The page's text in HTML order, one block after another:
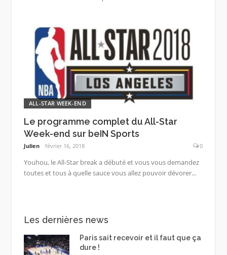
ALL-STAR WEEK-END
Le programme complet du All-Star
Week-end sur beIN Sports
Julien février 16, 2018 0
Youhou, le All-Star break a débuté et vous vous demandez
toutes et tous à quelle sauce vous allez pouvoir dévorer...
Les dernières news
Paris sait recevoir et il faut que ça
dure !